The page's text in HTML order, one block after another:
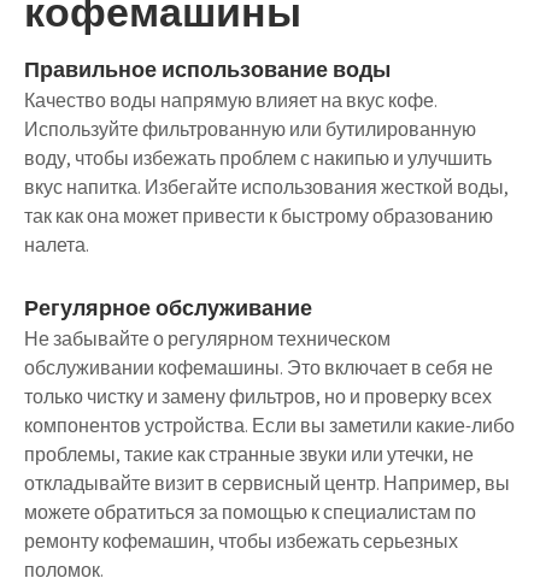
кофемашины
Правильное использование воды
Качество воды напрямую влияет на вкус кофе.
Используйте фильтрованную или бутилированную
воду, чтобы избежать проблем с накипью и улучшить
вкус напитка. Избегайте использования жесткой воды,
так как она может привести к быстрому образованию
налета.
Регулярное обслуживание
Не забывайте о регулярном техническом
обслуживании кофемашины. Это включает в себя не
только чистку и замену фильтров, но и проверку всех
компонентов устройства. Если вы заметили какие-либо
проблемы, такие как странные звуки или утечки, не
откладывайте визит в сервисный центр. Например, вы
можете обратиться за помощью к специалистам по
ремонту кофемашин, чтобы избежать серьезных
поломок.